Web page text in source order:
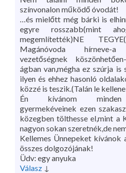
színvonalon működő óvodát!
…és mielőtt még bárki is
egyre rosszabb(mint
megemlítették)NE
Magánóvoda hírneve-a
vezetőségnek
ágban van,mégha ez szúrja
ilyen és ehhez hasonló
közzé is teszik.(Talán le
Én kívánom minden
gyermekéveinek ezen
közegben tölthesse el,mint a
nagyon sokan szeretnék,de
Kellemes Ünnepeket kívánok
összes dolgozójának!
Üdv: egy anyuka
Válasz ↓